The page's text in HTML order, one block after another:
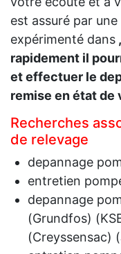
est assuré par
expérimenté dans
rapidement il
et effectuer le
remise en état de
Recherches
de relevage
depannage
entretien
depannage
(Grundfos)
(Creyssensac)